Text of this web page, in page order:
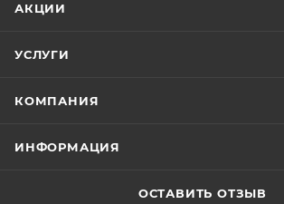
АКЦИИ
УСЛУГИ
КОМПАНИЯ
ИНФОРМАЦИЯ
ОСТАВИТЬ ОТЗЫВ